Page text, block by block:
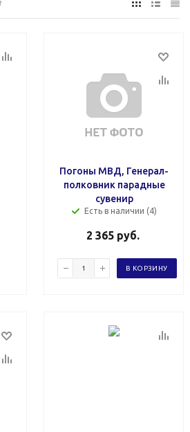
Погоны МВД, Генерал-
полковник парадные
сувенир
Есть в наличии (4)
2 365руб.
В КОРЗИНУ